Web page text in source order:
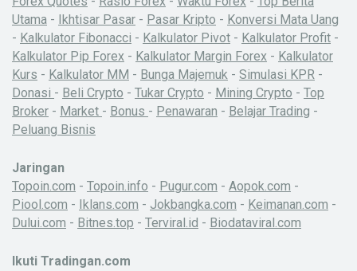
Utama - Ikhtisar Pasar - Pasar Kripto - Konversi Mata Uang
- Kalkulator Fibonacci - Kalkulator Pivot - Kalkulator Profit -
Kalkulator Pip Forex - Kalkulator Margin Forex - Kalkulator
Kurs - Kalkulator MM - Bunga Majemuk - Simulasi KPR -
Donasi - Beli Crypto - Tukar Crypto - Mining Crypto - Top
Broker - Market - Bonus - Penawaran - Belajar Trading -
Peluang Bisnis
Jaringan
Topoin.com - Topoin.info - Pugur.com - Aopok.com -
Piool.com - Iklans.com - Jokbangka.com - Keimanan.com -
Dului.com - Bitnes.top - Terviral.id - Biodataviral.com
Ikuti Tradingan.com